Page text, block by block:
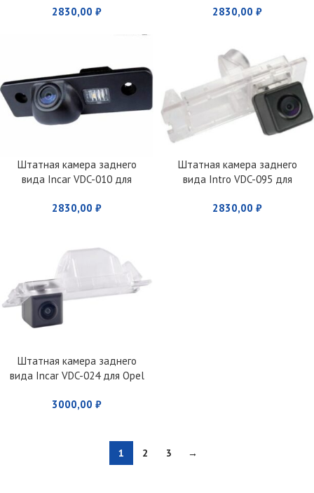
2830,00 ₽
2830,00 ₽
Штатная камера заднего
вида Incar VDC-010 для
2830,00 ₽
Штатная камера заднего
вида Intro VDC-095 для
2830,00 ₽
Штатная камера заднего
вида Incar VDC-024 для Opel
3000,00 ₽
1 2 3 →